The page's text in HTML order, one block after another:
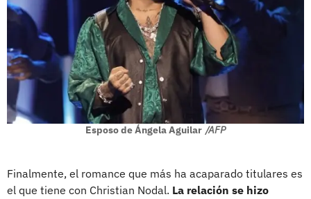
Esposo de Ángela Aguilar /AFP
Finalmente, el romance que más ha acaparado titulares es
el que tiene con Christian Nodal. La relación se hizo